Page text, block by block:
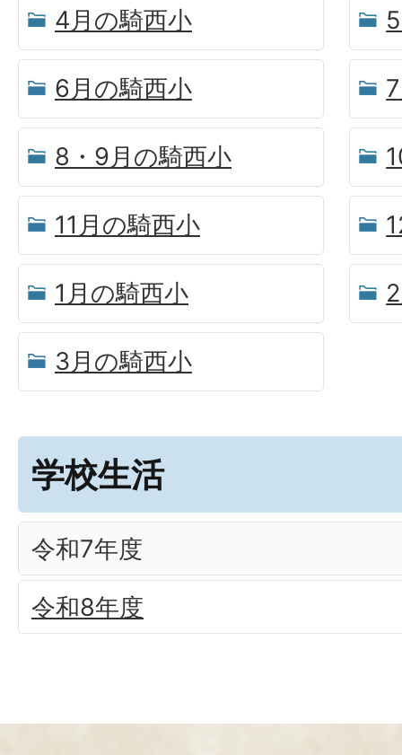
4月の騎西小
6月の騎西小
8・9月の騎西小
11月の騎西小
1月の騎西小
3月の騎西小
学校生活
令和7年度
令和8年度